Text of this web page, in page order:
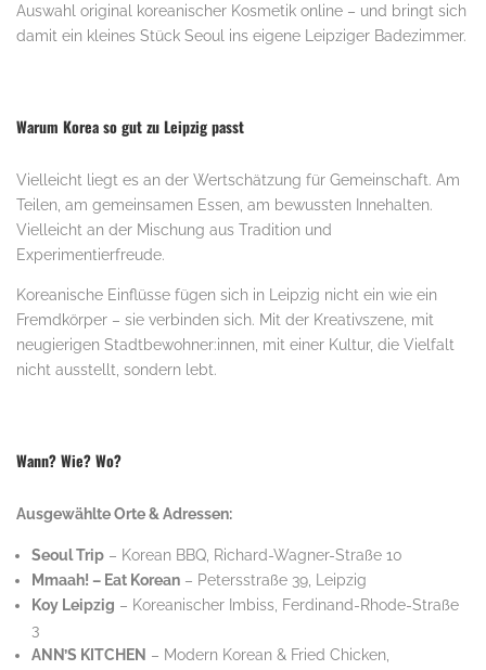
Auswahl original koreanischer Kosmetik online – und bringt sich
damit ein kleines Stück Seoul ins eigene Leipziger Badezimmer.
Warum Korea so gut zu Leipzig passt
Vielleicht liegt es an der Wertschätzung für Gemeinschaft. Am
Teilen, am gemeinsamen Essen, am bewussten Innehalten.
Vielleicht an der Mischung aus Tradition und
Experimentierfreude.
Koreanische Einflüsse fügen sich in Leipzig nicht ein wie ein
Fremdkörper – sie verbinden sich. Mit der Kreativszene, mit
neugierigen Stadtbewohner:innen, mit einer Kultur, die Vielfalt
nicht ausstellt, sondern lebt.
Wann? Wie? Wo?
Ausgewählte Orte & Adressen:
Seoul Trip – Korean BBQ, Richard-Wagner-Straße 10
Mmaah! – Eat Korean – Petersstraße 39, Leipzig
Koy Leipzig – Koreanischer Imbiss, Ferdinand-Rhode-Straße
3
ANN’S KITCHEN – Modern Korean & Fried Chicken,